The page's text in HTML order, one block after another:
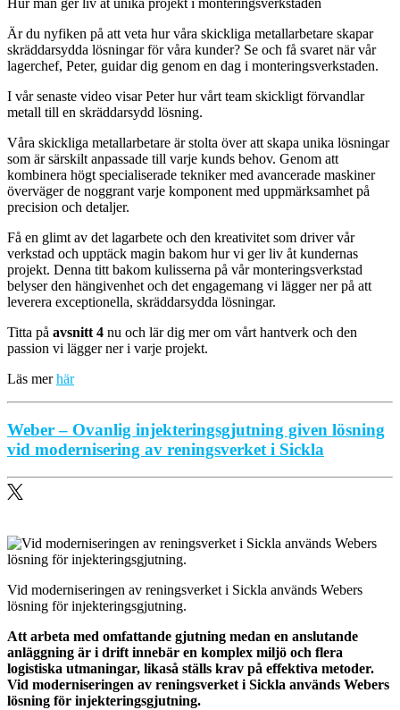
Hur man ger liv åt unika projekt i monteringsverkstaden
Är du nyfiken på att veta hur våra skickliga metallarbetare skapar
skräddarsydda lösningar för våra kunder? Se och få svaret när vår
lagerchef, Peter, guidar dig genom en dag i monteringsverkstaden.
I vår senaste video visar Peter hur vårt team skickligt förvandlar
metall till en skräddarsydd lösning.
Våra skickliga metallarbetare är stolta över att skapa unika lösningar
som är särskilt anpassade till varje kunds behov. Genom att
kombinera högt specialiserade tekniker med avancerade maskiner
överväger de noggrant varje komponent med uppmärksamhet på
precision och detaljer.
Få en glimt av det lagarbete och den kreativitet som driver vår
verkstad och upptäck magin bakom hur vi ger liv åt kundernas
projekt. Denna titt bakom kulisserna på vår monteringsverkstad
belyser den hängivenhet och det engagemang vi lägger ner på att
leverera exceptionella, skräddarsydda lösningar.
Titta på avsnitt 4 nu och lär dig mer om vårt hantverk och den
passion vi lägger ner i varje projekt.
Läs merhär
Weber – Ovanlig injekteringsgjutning given lösning
vid modernisering av reningsverket i Sickla
Vid moderniseringen av reningsverket i Sickla används Webers
lösning för injekteringsgjutning.
Att arbeta med omfattande gjutning medan en anslutande
anläggning är i drift innebär en komplex miljö och flera
logistiska utmaningar, likaså ställs krav på effektiva metoder.
Vid moderniseringen av reningsverket i Sickla används Webers
lösning för injekteringsgjutning.